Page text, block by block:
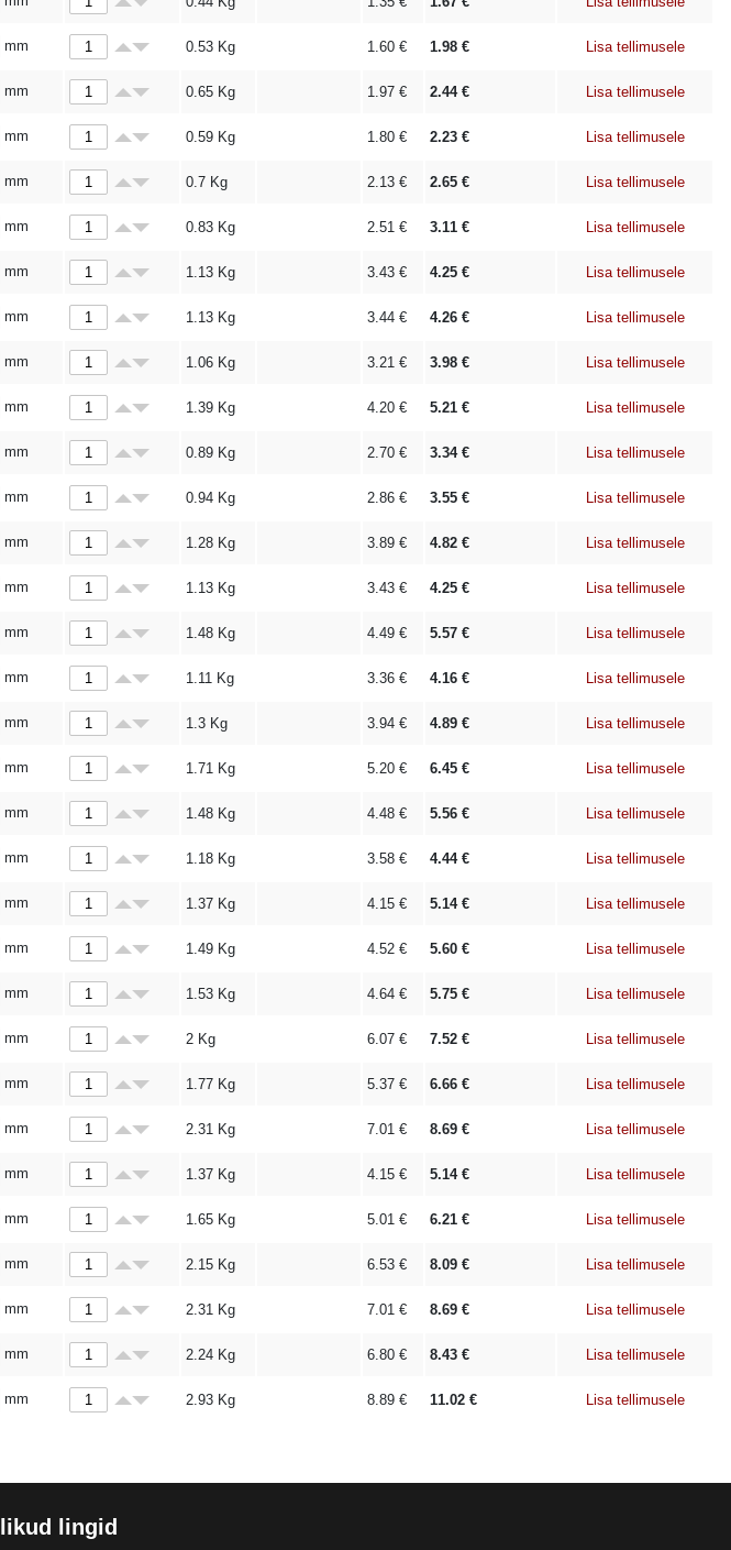
mm 0.53 Kg 1.60 € 1.98 € Lisa tellimusele
mm 0.65 Kg 1.97 € 2.44€ Lisa tellimusele
mm 0.59 Kg 1.80 € 2.23 € Lisa tellimusele
mm 0.7 Kg 2.13 € 2.65 € Lisa tellimusele
mm 0.83 Kg 2.51 € 3.11 € Lisa tellimusele
mm 1.13 Kg 3.43 € 4.25 € Lisa tellimusele
mm 1.13 Kg 3.44 € 4.26 € Lisa tellimusele
mm 1.06 Kg 3.21 € 3.98 € Lisa tellimusele
mm 1.39 Kg 4.20 € 5.21 € Lisa tellimusele
mm 0.89 Kg 2.70 € 3.34€ Lisa tellimusele
mm 0.94 Kg 2.86 € 3.55 € Lisa tellimusele
mm 1.28 Kg 3.89 € 4.82 € Lisa tellimusele
mm 1.13 Kg 3.43 € 4.25 € Lisa tellimusele
mm 1.48 Kg 4.49 € 5.57 € Lisa tellimusele
mm 1.11 Kg 3.36 € 4.16 € Lisa tellimusele
mm 1.3 Kg 3.94 € 4.89 € Lisa tellimusele
mm 1.71 Kg 5.20 € 6.45 € Lisa tellimusele
mm 1.48 Kg 4.48 € 5.56 € Lisa tellimusele
mm 1.18 Kg 3.58 € 4.44€ Lisa tellimusele
mm 1.37 Kg 4.15 € 5.14€ Lisa tellimusele
mm 1.49 Kg 4.52 € 5.60 € Lisa tellimusele
mm 1.53 Kg 4.64 € 5.75 € Lisa tellimusele
mm 2 Kg 6.07 € 7.52 € Lisa tellimusele
mm 1.77 Kg 5.37 € 6.66 € Lisa tellimusele
mm 2.31 Kg 7.01 € 8.69 € Lisa tellimusele
mm 1.37 Kg 4.15 € 5.14€ Lisa tellimusele
mm 1.65 Kg 5.01 € 6.21 € Lisa tellimusele
mm 2.15 Kg 6.53 € 8.09 € Lisa tellimusele
mm 2.31 Kg 7.01 € 8.69 € Lisa tellimusele
mm 2.24 Kg 6.80 € 8.43 € Lisa tellimusele
mm 2.93 Kg 8.89 € 11.02 € Lisa tellimusele
lingid